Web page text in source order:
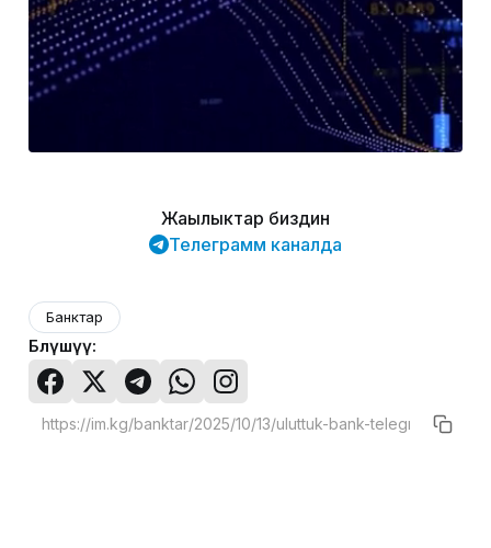
Жаңылыктар биздин
Телеграмм каналда
Банктар
Бөлүшүү: